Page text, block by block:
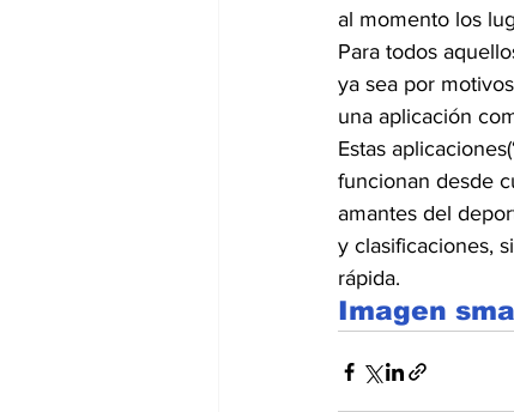
al momento los
Para todos
ya sea por
una aplicación
Estas
funcionan desde
amantes del
y clasificaciones,
rápida.
Imagen